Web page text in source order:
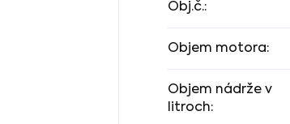
Obj.č.:
Objem motora:
Objem nádrže v
litroch: